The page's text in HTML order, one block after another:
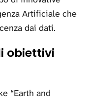
Artificiale che
dai dati.
obiettivi
“Earth and